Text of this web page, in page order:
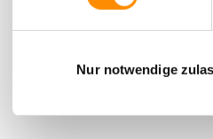
Nur notwendige